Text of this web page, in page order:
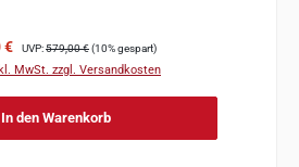
€ Regulärer Preis:
UVP:579,00 €(10% gespart)
MwSt. zzgl. Versandkosten
In den Warenkorb